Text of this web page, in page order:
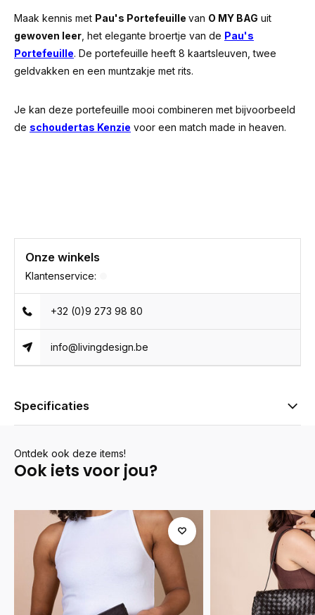
Maak kennis met Pau's Portefeuille van O MY BAG uit
gewoven leer , het elegante broertje van de Pau's
Portefeuille. De portefeuille heeft 8 kaartsleuven, twee
geldvakken en een muntzakje met rits.
Je kan deze portefeuille mooi combineren met bijvoorbeeld
de schoudertas Kenzie voor een match made in heaven.
Onze winkels
Klantenservice:
+32 (0)9 273 98 80
info@livingdesign.be
Specificaties
Ontdek ook deze items!
Ook iets voor jou?